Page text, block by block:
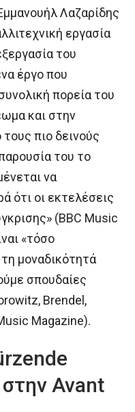
Λαζαρίδης
εργασία
του
έργο που
πορεία του
και στην
πιο δεινούς
του το
να
ότι οι εκτελέσεις
(BBC Music
«τόσο
μοναδικότητά
σπουδαίες
Brendel,
Magazine).
Avant